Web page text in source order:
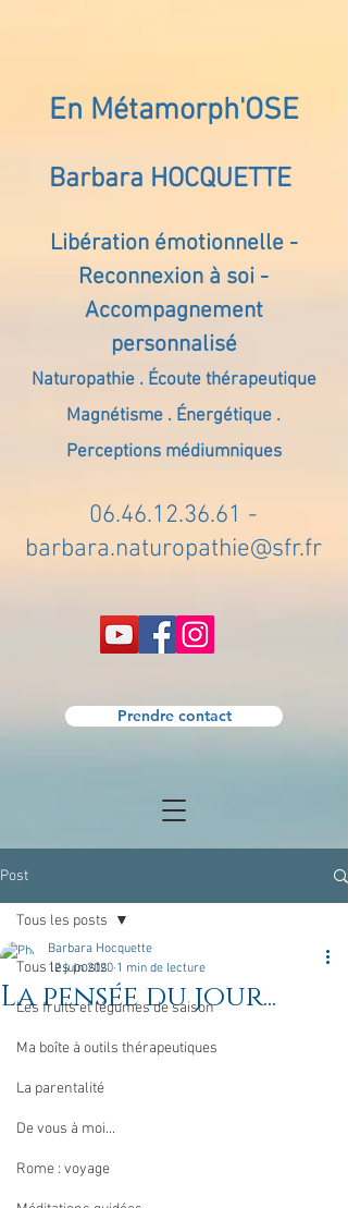
En Métamorph'OSE
Barbara HOCQUETTE
Libération émotionnelle -
Reconnexion à soi -
Accompagnement
personnalisé
Naturopathie . Écoute thérapeutique
Magnétisme . Énergétique .
Perceptions médiumniques
06.46.12.36.61 -
barbara.naturopathie@sfr.fr
Prendre contact
Post
Tous les posts
Les fruits et légumes de saison
Ma boîte à outils thérapeutiques
La parentalité
De vous à moi...
Rome : voyage
Tous les posts
La pensée du jour...
Barbara Hocquette
12 juin 2020 1 min de lecture